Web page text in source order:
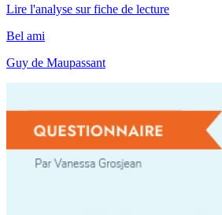
Lire l'analyse sur fiche de lecture
Bel ami
Guy de Maupassant